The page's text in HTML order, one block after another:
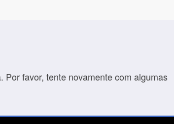
favor, tente novamente com algumas